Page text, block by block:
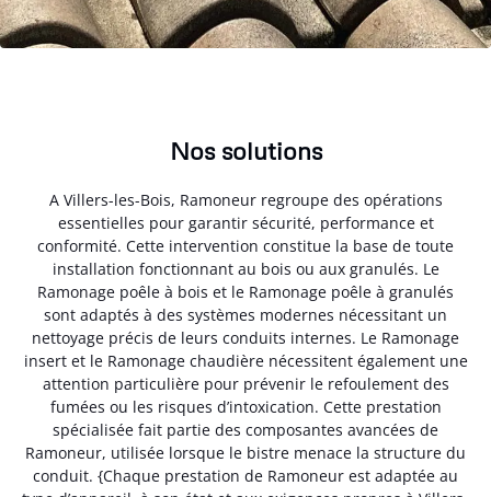
Nos solutions
A Villers-les-Bois, Ramoneur regroupe des opérations
essentielles pour garantir sécurité, performance et
conformité. Cette intervention constitue la base de toute
installation fonctionnant au bois ou aux granulés. Le
Ramonage poêle à bois et le Ramonage poêle à granulés
sont adaptés à des systèmes modernes nécessitant un
nettoyage précis de leurs conduits internes. Le Ramonage
insert et le Ramonage chaudière nécessitent également une
attention particulière pour prévenir le refoulement des
fumées ou les risques d’intoxication. Cette prestation
spécialisée fait partie des composantes avancées de
Ramoneur, utilisée lorsque le bistre menace la structure du
conduit. {Chaque prestation de Ramoneur est adaptée au